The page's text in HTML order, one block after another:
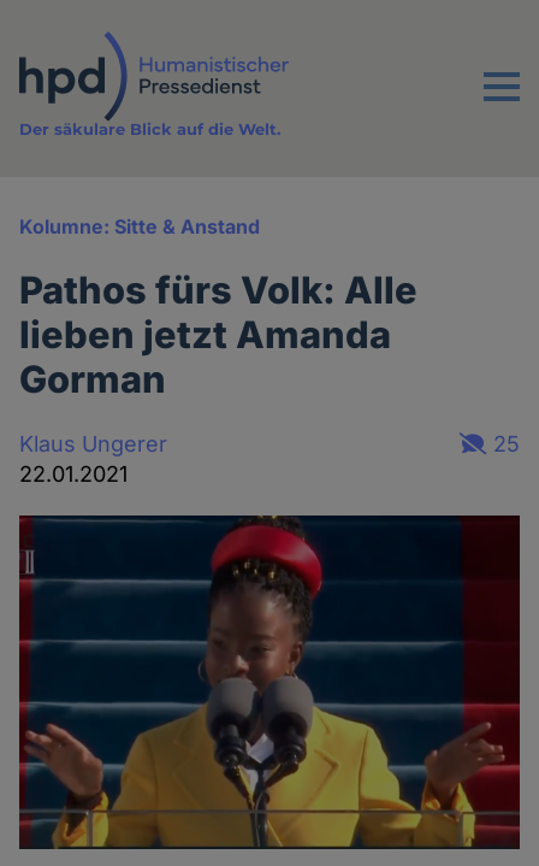
Inhalt
Menu
Der säkulare Blick auf die Welt.
Kolumne: Sitte & Anstand
Pathos fürs Volk: Alle
lieben jetzt Amanda
Gorman
Klaus Ungerer
22.01.2021
25